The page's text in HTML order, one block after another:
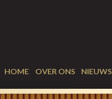
HOME OVER ONS NIEUWS